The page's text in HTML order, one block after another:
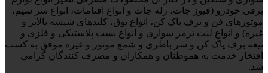
برقی خودرو (فیوز جات، رله جات و انواع افتامات، انواع سر سیم،
موتورهای فن و برف پاک کن، انواع بوق، کلیدهای شیشه بالابر و
غیره) و انواع لنت ترمز سواری و انواع بست پلاستیکی و فلزی و
تیغه برف پاک کن و سر باطری و شمع موتور و غیره موفق به کسب
افتخار خدمت به هموطنان و همکاران و مصرف کنندگان گرامی
شد.